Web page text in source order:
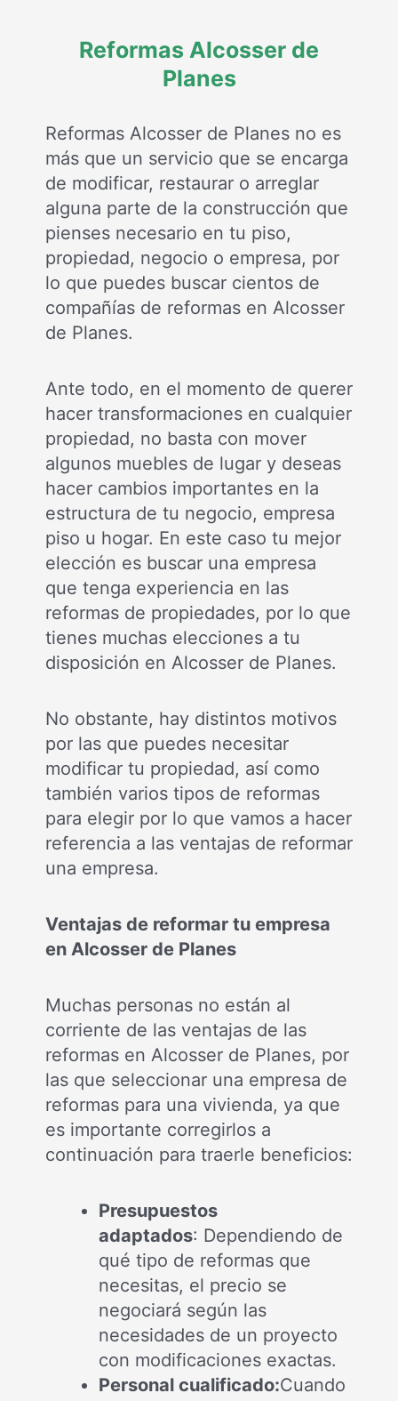
Reformas Alcosser de
Planes
Reformas Alcosser de Planes no es
más que un servicio que se encarga
de modificar, restaurar o arreglar
alguna parte de la construcción que
pienses necesario en tu piso,
propiedad, negocio o empresa, por
lo que puedes buscar cientos de
compañías de reformas en Alcosser
de Planes.
Ante todo, en el momento de querer
hacer transformaciones en cualquier
propiedad, no basta con mover
algunos muebles de lugar y deseas
hacer cambios importantes en la
estructura de tu negocio, empresa
piso u hogar. En este caso tu mejor
elección es buscar una empresa
que tenga experiencia en las
reformas de propiedades, por lo que
tienes muchas elecciones a tu
disposición en Alcosser de Planes.
No obstante, hay distintos motivos
por las que puedes necesitar
modificar tu propiedad, así como
también varios tipos de reformas
para elegir por lo que vamos a hacer
referencia a las ventajas de reformar
una empresa.
Ventajas de reformar tu empresa
en Alcosser de Planes
Muchas personas no están al
corriente de las ventajas de las
reformas en Alcosser de Planes, por
las que seleccionar una empresa de
reformas para una vivienda, ya que
es importante corregirlos a
continuación para traerle beneficios:
Presupuestos
adaptados: Dependiendo de
qué tipo de reformas que
necesitas, el precio se
negociará según las
necesidades de un proyecto
con modificaciones exactas.
Personal cualificado:Cuando